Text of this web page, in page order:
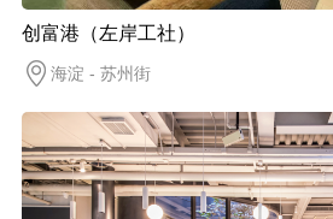
创富港（左岸工社）
海淀 - 苏州街